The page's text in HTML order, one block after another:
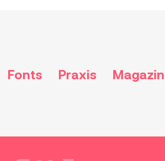
Fonts Praxis Magazin